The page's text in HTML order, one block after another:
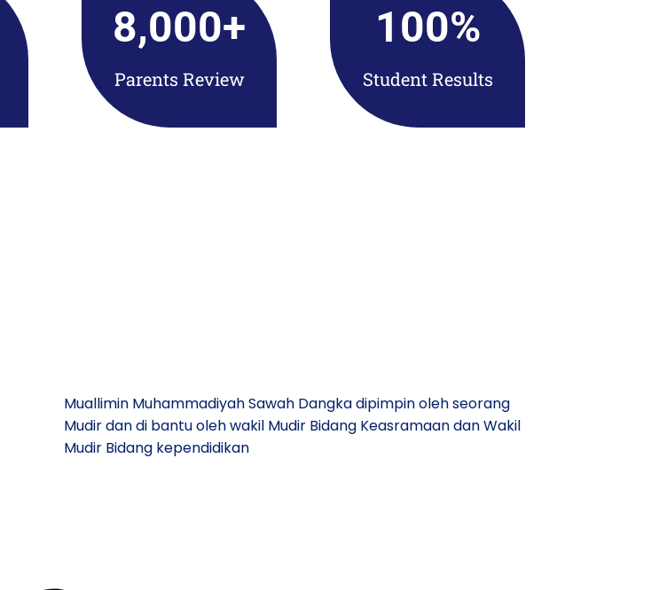
Parents Review
8,000+
Student Results
100%
Muallimin Muhammadiyah Sawah Dangka dipimpin oleh seorang
Mudir dan di bantu oleh wakil Mudir Bidang Keasramaan dan Wakil
Mudir Bidang kependidikan